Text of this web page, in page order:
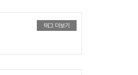
태그 더보기